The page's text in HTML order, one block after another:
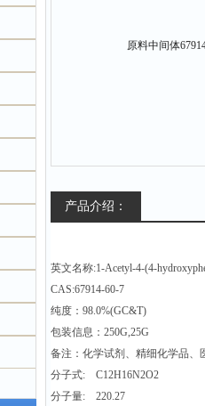
产品介绍：
英文名称:1-Acetyl-4-(4-
CAS:67914-60-7
纯度：98.0%(GC&T)
包装信息：250G,25G
备注：化学试剂、精细化学品、
分子式: C12H16N2O2
分子量: 220.27